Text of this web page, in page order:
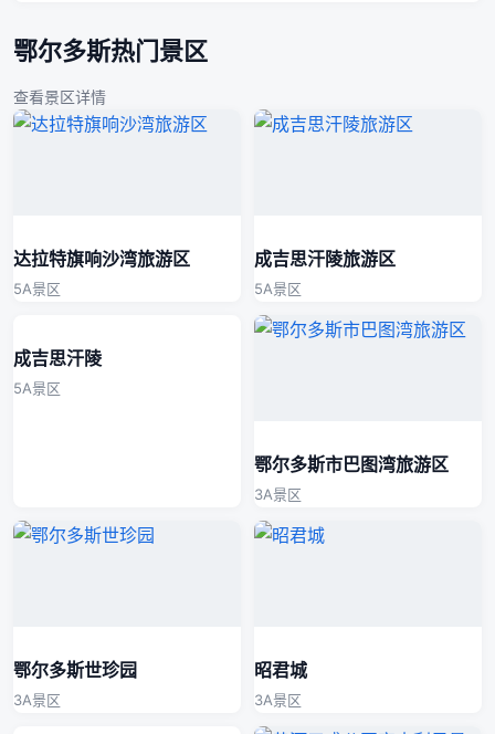
鄂尔多斯热门景区
查看景区详情
达拉特旗响沙湾旅游区
5A景区
成吉思汗陵旅游区
5A景区
成吉思汗陵
5A景区
鄂尔多斯市巴图湾旅游区
3A景区
鄂尔多斯世珍园
3A景区
昭君城
3A景区